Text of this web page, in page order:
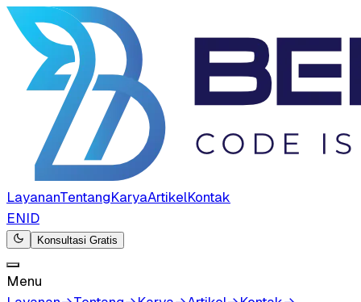
LayananTentangKaryaArtikelKontak
ENID
Konsultasi Gratis
Menu